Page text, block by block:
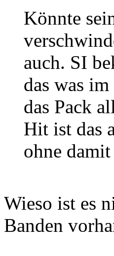
Könnte
auch. SI
das was
das Pack
Hit ist das
ohne
Wieso ist es
Banden